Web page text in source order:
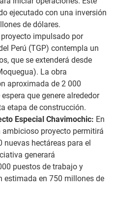
ejecutado con una inversión
de dólares.
proyecto impulsado por
Perú (TGP) contempla un
que se extenderá desde
La obra
aproximada de 2 000
que genere alrededor
etapa de construcción.
Especial Chavimochic: En
ambicioso proyecto permitirá
nuevas hectáreas para el
generará
puestos de trabajo y
estimada en 750 millones de